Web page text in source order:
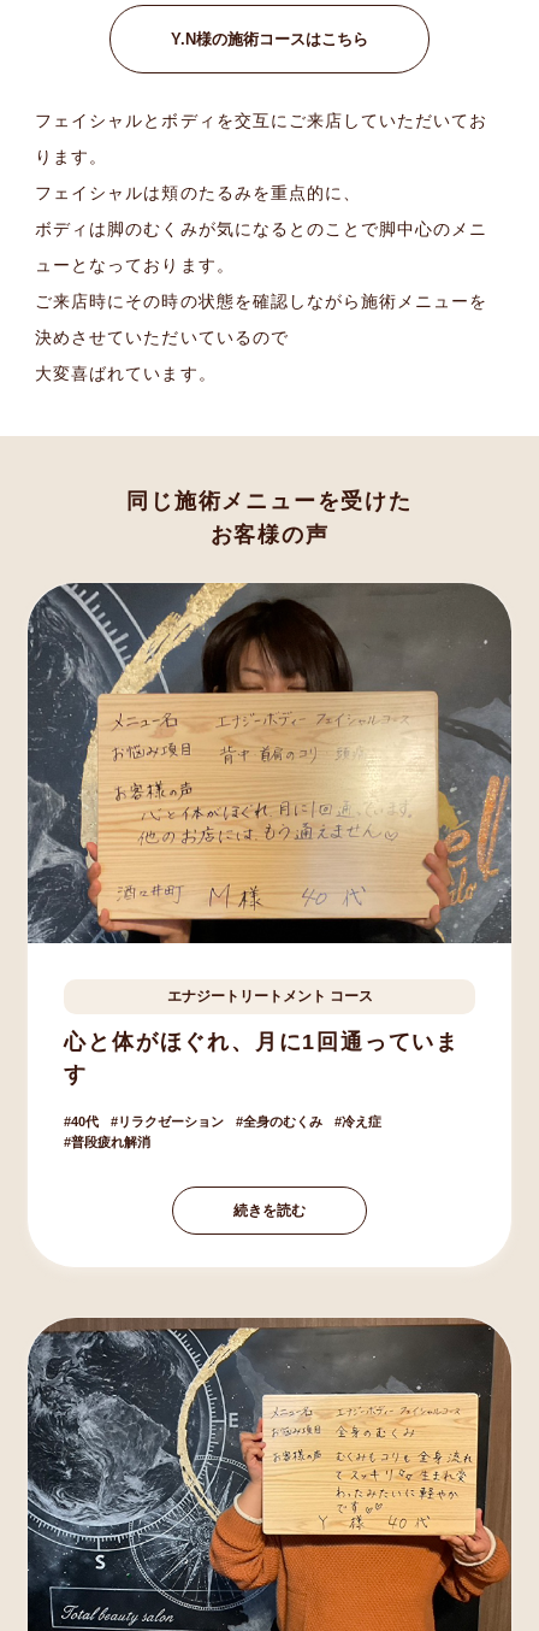
Y.N様の施術コースはこちら
フェイシャルとボディを交互にご来店していただいてお
ります。
フェイシャルは頬のたるみを重点的に、
ボディは脚のむくみが気になるとのことで脚中心のメニ
ューとなっております。
ご来店時にその時の状態を確認しながら施術メニューを
決めさせていただいているので
大変喜ばれています。
同じ施術メニューを受けた
お客様の声
酒々井町 M.Y様 40歳
エナジートリートメント コース
心と体がほぐれ、月に1回通っていま
す
40代 リラクゼーション 全身のむくみ
冷え症
普段疲れ解消
続きを読む